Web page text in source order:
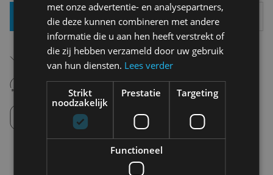
Add To Basket
Free shipping (depending on region)
Starting From €75,00
Never regret it afterwards
Click and Collect
Pick up in store between 10h-18h.
met onze advertentie- en analysepartners,
die deze kunnen combineren met andere
informatie die u aan hen heeft verstrekt of
die zij hebben verzameld door uw gebruik
van hun diensten. Lees verder
Strikt
noodzakelijk
Prestatie Targeting
Functioneel